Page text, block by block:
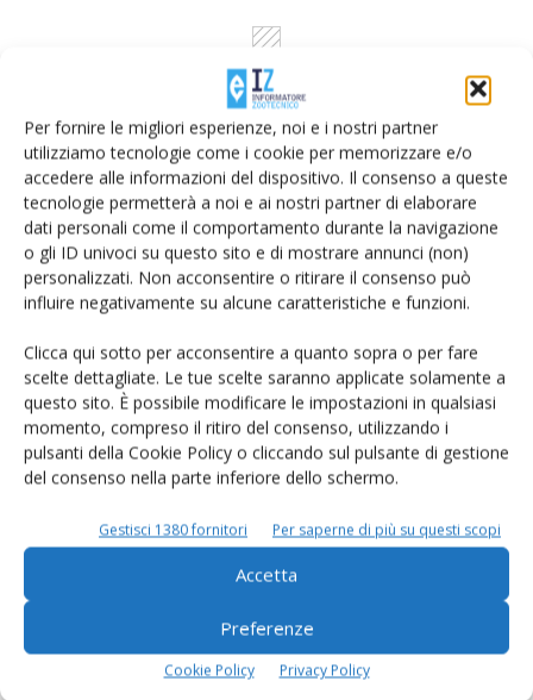
Per fornire le migliori esperienze, noi e i nostri partner
utilizziamo tecnologie come i cookie per memorizzare e/o
accedere alle informazioni del dispositivo. Il consenso a queste
tecnologie permetterà a noi e ai nostri partner di elaborare
dati personali come il comportamento durante la navigazione
o gli ID univoci su questo sito e di mostrare annunci (non)
personalizzati. Non acconsentire o ritirare il consenso può
influire negativamente su alcune caratteristiche e funzioni.
Clicca qui sotto per acconsentire a quanto sopra o per fare
scelte dettagliate. Le tue scelte saranno applicate solamente a
questo sito. È possibile modificare le impostazioni in qualsiasi
momento, compreso il ritiro del consenso, utilizzando i
pulsanti della Cookie Policy o cliccando sul pulsante di gestione
del consenso nella parte inferiore dello schermo.
Gestisci 1380 fornitori Per saperne di più su questi scopi
Accetta
Preferenze
Cookie Policy Privacy Policy
Rimani aggiornato sul mondo
dell’agricoltura
Iscriviti alle nostre newsletter
© Tecniche Nuove Spa. Tutti i diritti riservati. Sede legale Via Eritrea 21 -